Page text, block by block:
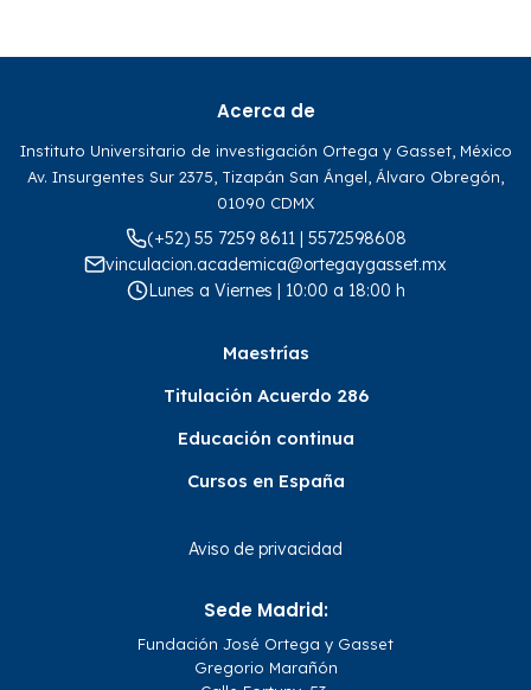
Acerca de
Instituto Universitario de investigación Ortega y Gasset, México
Av. Insurgentes Sur 2375, Tizapán San Ángel, Álvaro Obregón,
01090 CDMX
(+52) 55 7259 8611 | 5572598608
vinculacion.academica@ortegaygasset.mx
Lunes a Viernes | 10:00 a 18:00 h
Maestrías
Titulación Acuerdo 286
Educación continua
Cursos en España
Aviso de privacidad
Sede Madrid:
Fundación José Ortega y Gasset
Gregorio Marañón